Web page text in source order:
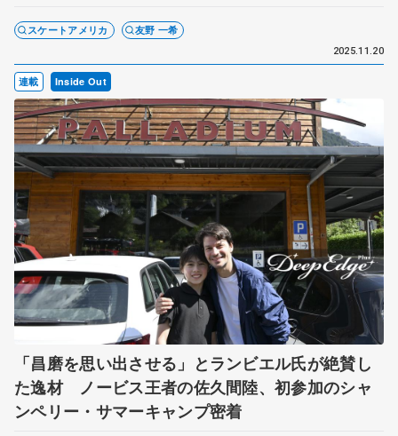
スケートアメリカ 友野 一希
2025.11.20
連載 Inside Out
「昌磨を思い出させる」とランビエル氏が絶賛し
た逸材 ノービス王者の佐久間陸、初参加のシャ
ンペリー・サマーキャンプ密着